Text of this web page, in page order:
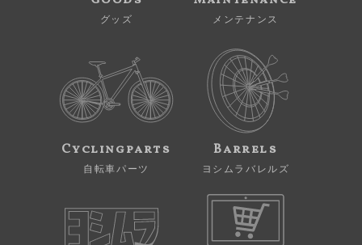
グッズ メンテナンス
Cyclingparts
自転車パーツ
Barrels
ヨシムラバレルズ